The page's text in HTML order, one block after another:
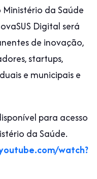
da Saúde
Digital será
de inovação,
startups,
e municipais e
para acesso
da Saúde.
watch?